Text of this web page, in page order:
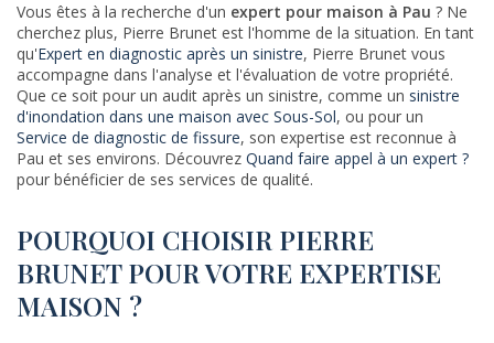
Vous êtes à la recherche d'un expert pour maison à Pau ? Ne
cherchez plus, Pierre Brunet est l'homme de la situation. En tant
qu'Expert en diagnostic après un sinistre, Pierre Brunet vous
accompagne dans l'analyse et l'évaluation de votre propriété.
Que ce soit pour un audit après un sinistre, comme un sinistre
d'inondation dans une maison avec Sous-Sol, ou pour un
Service de diagnostic de fissure, son expertise est reconnue à
Pau et ses environs. Découvrez Quand faire appel à un expert ?
pour bénéficier de ses services de qualité.
POURQUOI CHOISIR PIERRE
BRUNET POUR VOTRE EXPERTISE
MAISON ?